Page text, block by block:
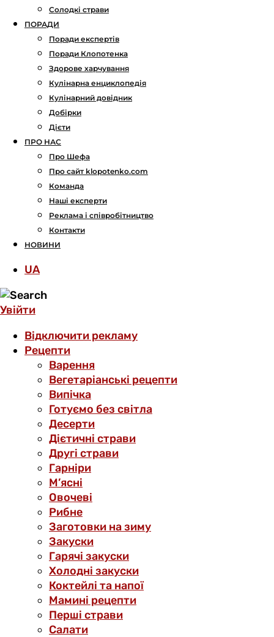
Солодкі страви
ПОРАДИ
Поради експертів
Поради Клопотенка
Здорове харчування
Кулінарна енциклопедія
Кулінарний довідник
Добірки
Дієти
ПРО НАС
Про Шефа
Про сайт klopotenko.com
Команда
Наші експерти
Реклама і співробітництво
Контакти
НОВИНИ
UA
Увійти
Відключити рекламу
Рецепти
Варення
Вегетаріанські рецепти
Випічка
Готуємо без світла
Десерти
Дієтичні страви
Другі страви
Гарніри
М’ясні
Овочеві
Рибне
Заготовки на зиму
Закуски
Гарячі закуски
Холодні закуски
Коктейлі та напої
Мамині рецепти
Перші страви
Салати